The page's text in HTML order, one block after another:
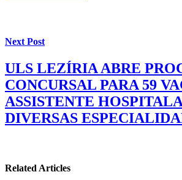
Next Post
ULS LEZÍRIA ABRE
CONCURSAL PARA 59
ASSISTENTE
DIVERSAS
Related Articles